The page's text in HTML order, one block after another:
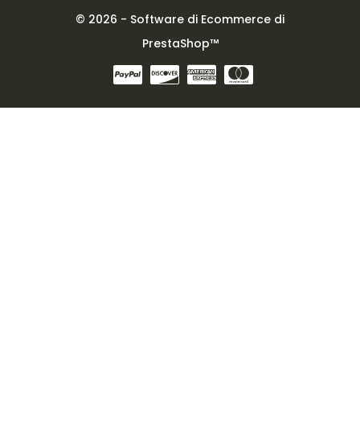
© 2026 - Software di Ecommerce di
PrestaShop™